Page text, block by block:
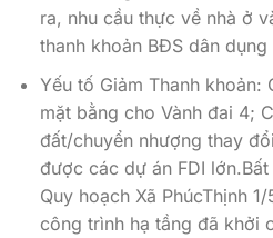
ra, nhu cầu thực về nhà ở
thanh khoản BĐS dân
Yếu tố Giảm Thanh khoản:
mặt bằng cho Vành đai 4;
đất/chuyển nhượng thay
được các dự án FDI
Quy hoạch Xã PhúcThịnh
công trình hạ tầng đã khởi